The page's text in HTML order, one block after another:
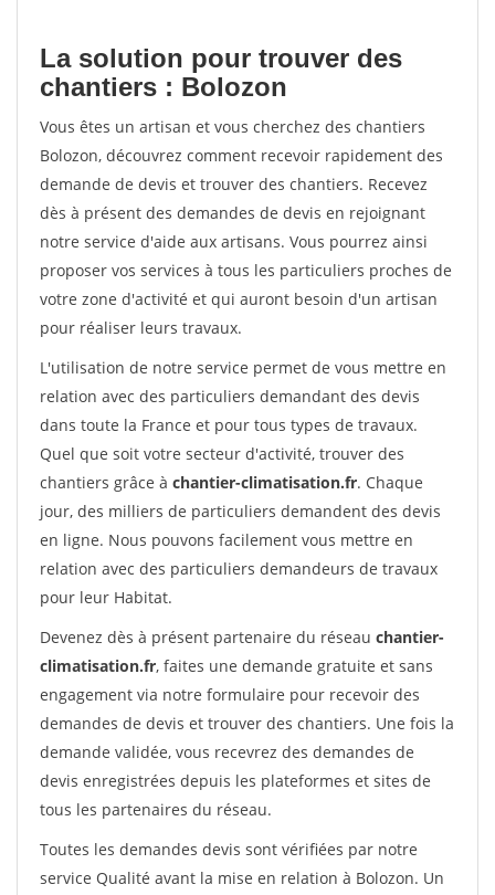
La solution pour trouver des
chantiers : Bolozon
Vous êtes un artisan et vous cherchez des chantiers
Bolozon, découvrez comment recevoir rapidement des
demande de devis et trouver des chantiers. Recevez
dès à présent des demandes de devis en rejoignant
notre service d'aide aux artisans. Vous pourrez ainsi
proposer vos services à tous les particuliers proches de
votre zone d'activité et qui auront besoin d'un artisan
pour réaliser leurs travaux.
L'utilisation de notre service permet de vous mettre en
relation avec des particuliers demandant des devis
dans toute la France et pour tous types de travaux.
Quel que soit votre secteur d'activité, trouver des
chantiers grâce à chantier-climatisation.fr. Chaque
jour, des milliers de particuliers demandent des devis
en ligne. Nous pouvons facilement vous mettre en
relation avec des particuliers demandeurs de travaux
pour leur Habitat.
Devenez dès à présent partenaire du réseau chantier-
climatisation.fr, faites une demande gratuite et sans
engagement via notre formulaire pour recevoir des
demandes de devis et trouver des chantiers. Une fois la
demande validée, vous recevrez des demandes de
devis enregistrées depuis les plateformes et sites de
tous les partenaires du réseau.
Toutes les demandes devis sont vérifiées par notre
service Qualité avant la mise en relation à Bolozon. Un